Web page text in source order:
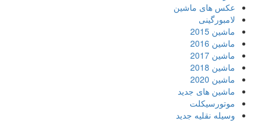
عکس های ماشین
لامبورگینی
ماشین 2015
ماشین 2016
ماشین 2017
ماشین 2018
ماشین 2020
ماشین های جدید
موتورسیکلت
وسیله نقلیه جدید